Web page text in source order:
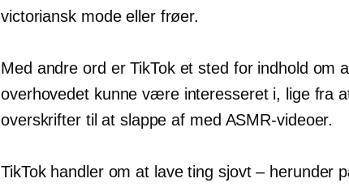
victoriansk mode eller frøer.
Med andre ord er TikTok et sted for indhold om
overhovedet kunne være interesseret i, lige fra
overskrifter til at slappe af med ASMR-videoer.
TikTok handler om at lave ting sjovt – herunder